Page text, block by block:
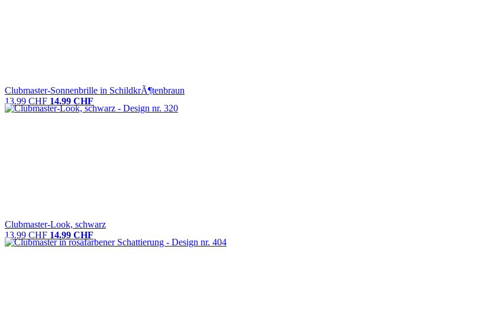
Clubmaster-Sonnenbrille in SchildkrÃ¶tenbraun
13.99 CHF 14.99 CHF
Clubmaster-Look, schwarz
13.99 CHF 14.99 CHF